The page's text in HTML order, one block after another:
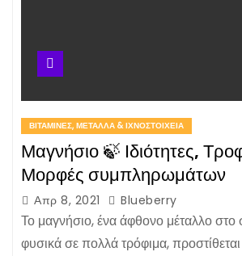
ΒΙΤΑΜΊΝΕΣ, ΜΈΤΑΛΛΑ & ΙΧΝΟΣΤΟΙΧΕΊΑ
Μαγνήσιο 🍃 Ιδιότητες,
Μορφές συμπληρωμάτων
Απρ 8, 2021 Blueberry
Το μαγνήσιο, ένα άφθονο μέταλλο
φυσικά σε πολλά τρόφιμα,